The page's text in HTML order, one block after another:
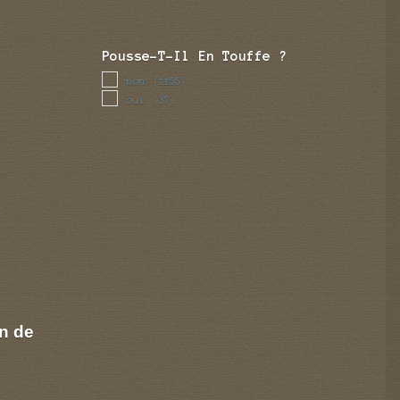
de
Pousse-T-Il En Touffe ?
non (1155)
oui (37)